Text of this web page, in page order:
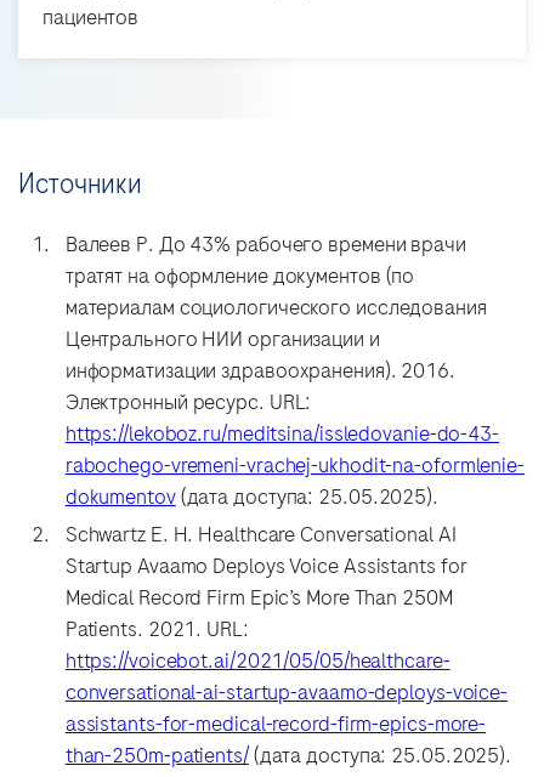
пациентов
Источники
Валеев Р. До 43% рабочего времени врачи
тратят на оформление документов (по
материалам социологического исследования
Центрального НИИ организации и
информатизации здравоохранения). 2016.
Электронный ресурс. URL:
https://lekoboz.ru/meditsina/issledovanie-do-43-
rabochego-vremeni-vrachej-ukhodit-na-oformlenie-
dokumentov(дата доступа: 25.05.2025).
Schwartz E. H. Healthcare Conversational AI
Startup Avaamo Deploys Voice Assistants for
Medical Record Firm Epic’s More Than 250M
Patients. 2021. URL:
https://voicebot.ai/2021/05/05/healthcare-
conversational-ai-startup-avaamo-deploys-voice-
assistants-for-medical-record-firm-epics-more-
than-250m-patients/(дата доступа: 25.05.2025).